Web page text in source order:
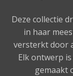
Deze collectie
in haar
versterkt door
Elk ontwerp
gemaakt